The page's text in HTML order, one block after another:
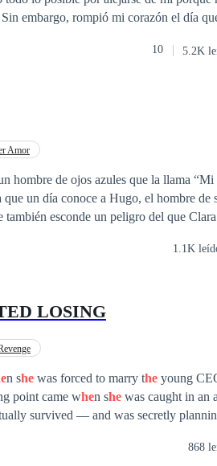
embargo, rompió mi corazón el día
de todas las formas posibles. Juan
y a perdonarme. Y a la vez a confundir
esta enseñando que el amor puede
10 5.2K
Amor
hombre de ojos azules que la llama
un día conoce a Hugo, el hombre de
esconde un peligro del que
1.1K
LOSING
n she was forced to marry the young
point came when she was caught in an
survived — and was secretly
868